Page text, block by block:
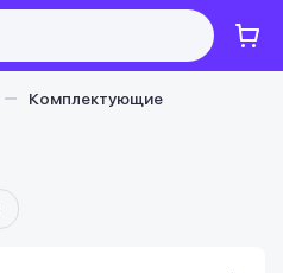
Комплектующие